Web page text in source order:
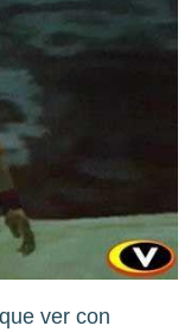
ver con